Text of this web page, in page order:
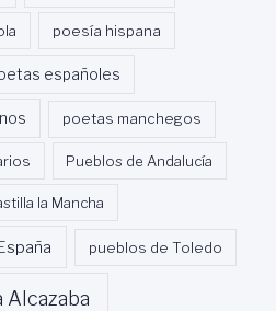
poesía hispana
españoles
poetas manchegos
Pueblos de Andalucía
la Mancha
pueblos de Toledo
Alcazaba